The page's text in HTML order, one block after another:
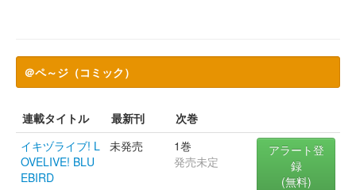
＠ペ～ジ（コミック）
連載タイトル 最新刊
次巻
イキヅライブ! L
OVELIVE! BLU
EBIRD
未発売
1巻
発売未定
アラート登
録
(無料)